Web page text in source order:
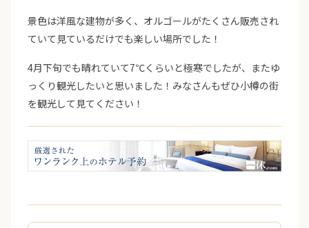
景色は洋風な建物が多く、オルゴールがたくさん販売され
ていて見ているだけでも楽しい場所でした！
4月下旬でも晴れていて7℃くらいと極寒でしたが、またゆ
っくり観光したいと思いました！みなさんもぜひ小樽の街
を観光して見てください！